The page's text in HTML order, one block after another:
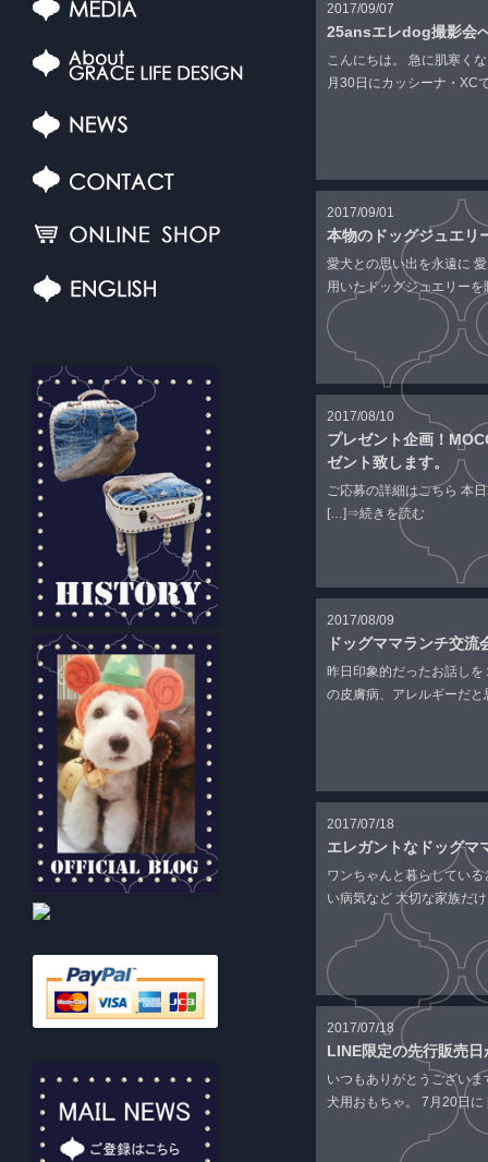
2017/09/07
25ansエレdog撮影会
こんにちは。 急に肌寒く
月30日にカッシーナ・XC
2017/09/01
本物のドッグジュエリ
愛犬との思い出を永遠に
用いたドッグジュエリー
2017/08/10
プレゼント企画！
ゼント致します。
ご応募の詳細はこちら 本
[…]⇒続きを読む
2017/08/09
ドッグママランチ交
昨日印象的だったお話し
の皮膚病、アレルギーだ
2017/07/18
エレガントなドッグマ
ワンちゃんと暮らしてい
い病気など 大切な家族だ
2017/07/18
LINE限定の先行販売
いつもありがとうござい
犬用おもちゃ。 7月20日